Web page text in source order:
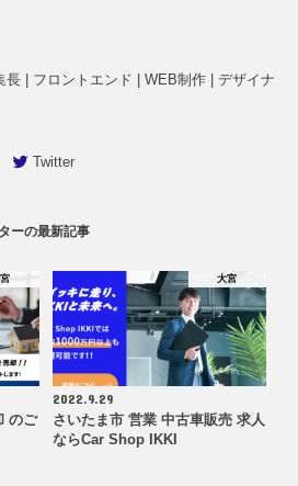
長 | フロントエンド | WEB制作 | デザイナ
Twitter
ーの最新記事
のご
大宮
2022.9.29
さいたま市 営業 中古車販売 求人
ならCar Shop IKKI